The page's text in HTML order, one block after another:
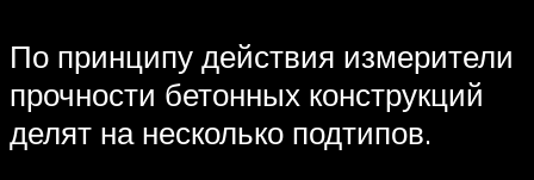
По принципу действия измерители
прочности бетонных конструкций
делят на несколько подтипов.